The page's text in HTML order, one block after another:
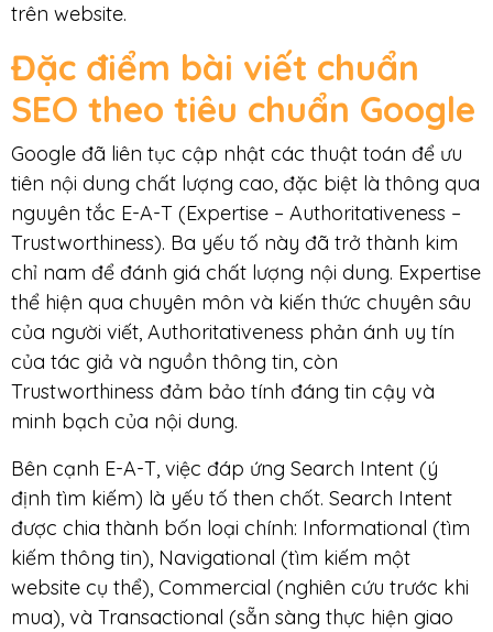
trên website.
Đặc điểm bài viết chuẩn
SEO theo tiêu chuẩn Google
Google đã liên tục cập nhật các thuật toán để ưu
tiên nội dung chất lượng cao, đặc biệt là thông qua
nguyên tắc E-A-T (Expertise – Authoritativeness –
Trustworthiness). Ba yếu tố này đã trở thành kim
chỉ nam để đánh giá chất lượng nội dung. Expertise
thể hiện qua chuyên môn và kiến thức chuyên sâu
của người viết, Authoritativeness phản ánh uy tín
của tác giả và nguồn thông tin, còn
Trustworthiness đảm bảo tính đáng tin cậy và
minh bạch của nội dung.
Bên cạnh E-A-T, việc đáp ứng Search Intent (ý
định tìm kiếm) là yếu tố then chốt. Search Intent
được chia thành bốn loại chính: Informational (tìm
kiếm thông tin), Navigational (tìm kiếm một
website cụ thể), Commercial (nghiên cứu trước khi
mua), và Transactional (sẵn sàng thực hiện giao